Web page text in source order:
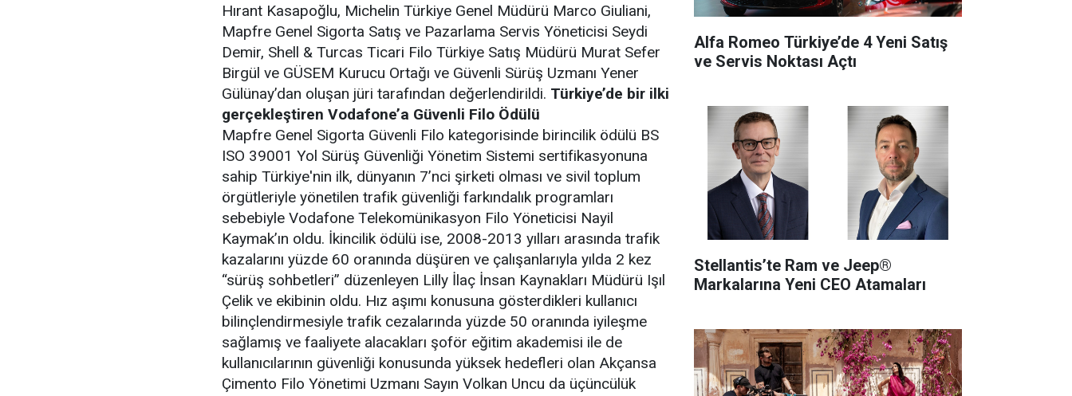
Hırant Kasapoğlu, Michelin Türkiye Genel Müdürü Marco Giuliani,
Mapfre Genel Sigorta Satış ve Pazarlama Servis Yöneticisi Seydi
Demir, Shell & Turcas Ticari Filo Türkiye Satış Müdürü Murat Sefer
Birgül ve GÜSEM Kurucu Ortağı ve Güvenli Sürüş Uzmanı Yener
Gülünay’dan oluşan jüri tarafından değerlendirildi. Türkiye’de bir ilki
gerçekleştiren Vodafone’a Güvenli Filo Ödülü
Mapfre Genel Sigorta Güvenli Filo kategorisinde birincilik ödülü BS
ISO 39001 Yol Sürüş Güvenliği Yönetim Sistemi sertifikasyonuna
sahip Türkiye'nin ilk, dünyanın 7’nci şirketi olması ve sivil toplum
örgütleriyle yönetilen trafik güvenliği farkındalık programları
sebebiyle Vodafone Telekomünikasyon Filo Yöneticisi Nayil
Kaymak’ın oldu. İkincilik ödülü ise, 2008-2013 yılları arasında trafik
kazalarını yüzde 60 oranında düşüren ve çalışanlarıyla yılda 2 kez
“sürüş sohbetleri” düzenleyen Lilly İlaç İnsan Kaynakları Müdürü Işıl
Çelik ve ekibinin oldu. Hız aşımı konusuna gösterdikleri kullanıcı
bilinçlendirmesiyle trafik cezalarında yüzde 50 oranında iyileşme
sağlamış ve faaliyete alacakları şoför eğitim akademisi ile de
kullanıcılarının güvenliği konusunda yüksek hedefleri olan Akçansa
Çimento Filo Yönetimi Uzmanı Sayın Volkan Uncu da üçüncülük
Alfa Romeo Türkiye’de 4 Yeni Satış
ve Servis Noktası Açtı
Stellantis’te Ram ve Jeep®
Markalarına Yeni CEO Atamaları